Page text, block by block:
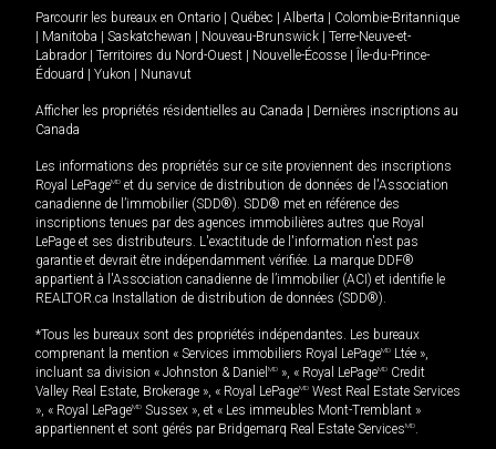
Parcourir les bureaux en Ontario Québec Alberta
Colombie-Britannique
Manitoba Saskatchewan Nouveau-Brunswick
Terre-Neuve-et-
Labrador
Territoires du Nord-Ouest Nouvelle-Écosse
Île-du-Prince-
Édouard
Yukon Nunavut
Afficher les propriétés résidentielles au Canada
Dernières inscriptions au
Canada
Les informations des propriétés sur ce site proviennent des inscriptions
Royal LePageMD et du service de distribution de données de l'Association
canadienne de l’immobilier (SDD®). SDD® met en référence des
inscriptions tenues par des agences immobilières autres que Royal
LePage et ses distributeurs. L'exactitude de l'information n'est pas
garantie et devrait être indépendamment vérifiée. La marque DDF®
appartient à l'Association canadienne de l’immobilier (ACI) et identifie le
REALTOR.ca Installation de distribution de données (SDD®).
*Tous les bureaux sont des propriétés indépendantes. Les bureaux
comprenant la mention « Services immobiliers Royal LePageMD Ltée »,
incluant sa division « Johnston & Daniel MD », « Royal LePageMD Credit
Valley Real Estate, Brokerage », « Royal LePageMD West Real Estate Services
», « Royal LePageMD Sussex », et « Les immeubles Mont-Tremblant »
appartiennent et sont gérés par Bridgemarq Real Estate ServicesMD.